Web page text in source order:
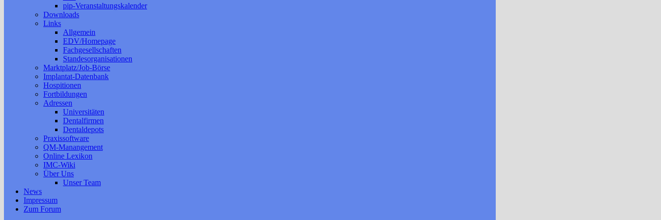
pip-Veranstaltungskalender
Downloads
Links
Allgemein
EDV/Homepage
Fachgesellschaften
Standesorganisationen
Marktplatz/Job-Börse
Implantat-Datenbank
Hospitionen
Fortbildungen
Adressen
Universitäten
Dentalfirmen
Dentaldepots
Praxissoftware
QM-Manangement
Online Lexikon
IMC-Wiki
Über Uns
Unser Team
News
Impressum
Zum Forum